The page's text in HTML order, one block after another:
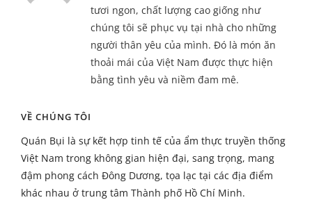
tươi ngon, chất lượng cao giống như
chúng tôi sẽ phục vụ tại nhà cho những
người thân yêu của mình. Đó là món ăn
thoải mái của Việt Nam được thực hiện
bằng tình yêu và niềm đam mê.
VỀ CHÚNG TÔI
Quán Bụi là sự kết hợp tinh tế của ẩm thực truyền thống
Việt Nam trong không gian hiện đại, sang trọng, mang
đậm phong cách Đông Dương, tọa lạc tại các địa điểm
khác nhau ở trung tâm Thành phố Hồ Chí Minh.